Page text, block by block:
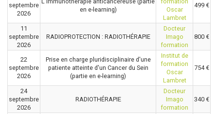
septembre
2026
en e-learning)
Oscar
Lambret
499 €
11
septembre
2026
RADIOPROTECTION : RADIOTHÉRAPIE
Docteur
Imago
formation
800 €
22
septembre
2026
Prise en charge pluridisciplinaire d'une
patiente atteinte d'un Cancer du Sein
(partie en e-learning)
Institut de
formation
Oscar
Lambret
754 €
24
septembre
2026
RADIOTHÉRAPIE
Docteur
Imago
formation
340 €